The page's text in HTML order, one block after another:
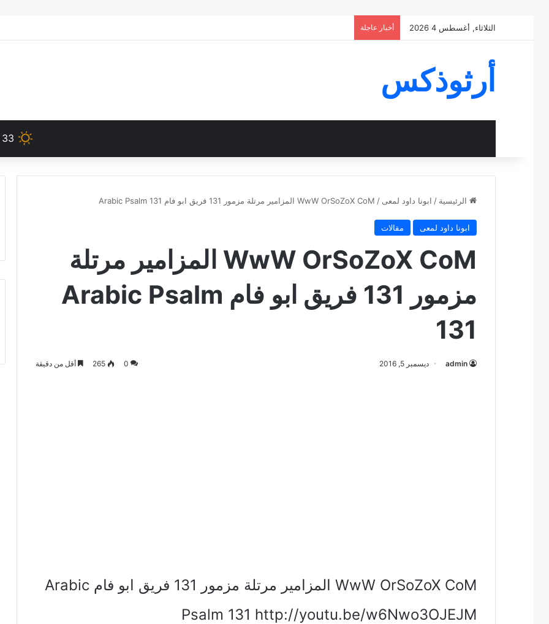
الثلاثاء, أغسطس 4 2026 أخبار عاجلة
أرثوذكس
33
الرئيسية / ابونا داود لمعى / WwW OrSoZoX CoM المزامير مرتلة مزمور 131 فريق ابو فام Arabic Psalm 131
ابونا داود لمعى مقالات
WwW OrSoZoX CoM المزامير مرتلة
مزمور 131 فريق ابو فام Arabic Psalm
131
admin ديسمبر 5, 2016 0
265 أقل من دقيقة
WwW OrSoZoX CoM المزامير مرتلة مزمور 131 فريق ابو فام Arabic
Psalm 131 http://youtu.be/w6Nwo3OJEJM